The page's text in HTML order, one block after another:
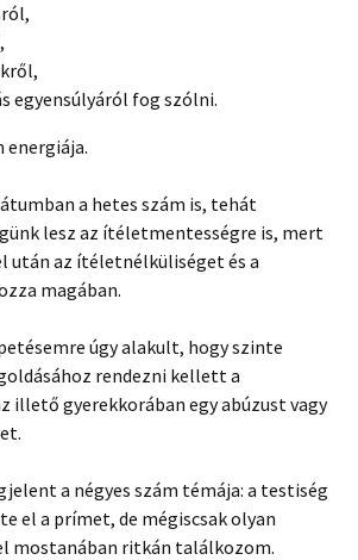
egyensúlyáról fog szólni.
energiája.
a hetes szám is, tehát
lesz az ítéletmentességre is, mert
után az ítéletnélküliséget és a
magában.
úgy alakult, hogy szinte
rendezni kellett a
illető gyerekkorában egy abúzust vagy
a négyes szám témája: a testiség
el a prímet, de mégiscsak olyan
mostanában ritkán találkozom.